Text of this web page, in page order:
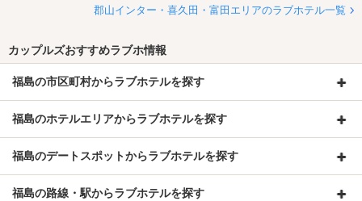
郡山インター・喜久田・富田エリアのラブホテル一覧
カップルズおすすめラブホ情報
福島の市区町村からラブホテルを探す
福島のホテルエリアからラブホテルを探す
福島のデートスポットからラブホテルを探す
福島の路線・駅からラブホテルを探す